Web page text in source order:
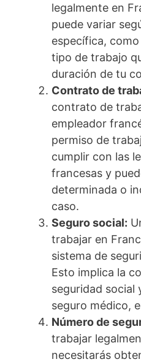
legalmente en
puede variar
específica,
tipo de trabajo
duración de tu
Contrato de
contrato de
empleador
permiso de
cumplir con las
francesas y
determinada o
caso.
Seguro social:
trabajar en
sistema de
Esto implica la
seguridad social
seguro médico,
Número de
trabajar
necesitarás